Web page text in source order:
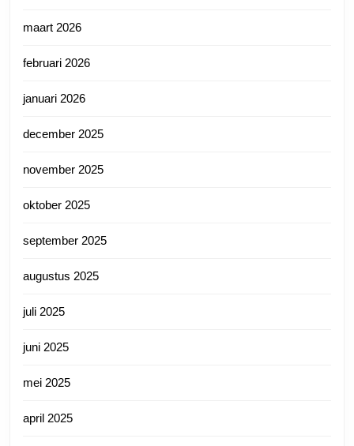
maart 2026
februari 2026
januari 2026
december 2025
november 2025
oktober 2025
september 2025
augustus 2025
juli 2025
juni 2025
mei 2025
april 2025